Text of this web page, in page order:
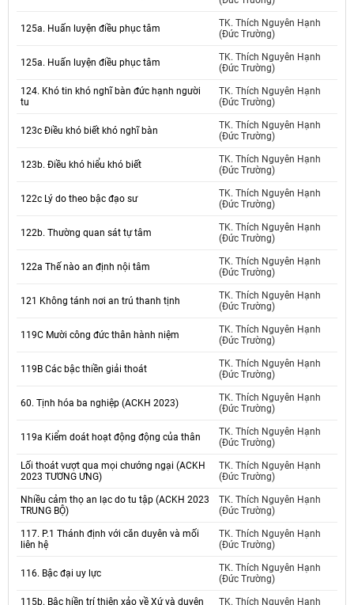
125a. Huấn luyện điều phục tâm
TK. Thích Nguyên Hạnh
(Đức Trường)
125a. Huấn luyện điều phục tâm
TK. Thích Nguyên Hạnh
(Đức Trường)
124. Khó tin khó nghĩ bàn đức hạnh người
tu
TK. Thích Nguyên Hạnh
(Đức Trường)
123c Điều khó biết khó nghĩ bàn
TK. Thích Nguyên Hạnh
(Đức Trường)
123b. Điều khó hiểu khó biết
TK. Thích Nguyên Hạnh
(Đức Trường)
122c Lý do theo bậc đạo sư
TK. Thích Nguyên Hạnh
(Đức Trường)
122b. Thường quan sát tự tâm
TK. Thích Nguyên Hạnh
(Đức Trường)
122a Thế nào an định nội tâm
TK. Thích Nguyên Hạnh
(Đức Trường)
121 Không tánh nơi an trú thanh tịnh
TK. Thích Nguyên Hạnh
(Đức Trường)
119C Mười công đức thân hành niệm
TK. Thích Nguyên Hạnh
(Đức Trường)
119B Các bậc thiền giải thoát
TK. Thích Nguyên Hạnh
(Đức Trường)
60. Tịnh hóa ba nghiệp (ACKH 2023)
TK. Thích Nguyên Hạnh
(Đức Trường)
119a Kiểm doát hoạt động động của thân
TK. Thích Nguyên Hạnh
(Đức Trường)
Lối thoát vượt qua mọi chướng ngại (ACKH
2023 TƯƠNG ƯNG)
TK. Thích Nguyên Hạnh
(Đức Trường)
Nhiều cảm thọ an lạc do tu tập (ACKH 2023
TRUNG BỘ)
TK. Thích Nguyên Hạnh
(Đức Trường)
117. P.1 Thánh định với căn duyên và mối
liên hệ
TK. Thích Nguyên Hạnh
(Đức Trường)
116. Bậc đại uy lực
TK. Thích Nguyên Hạnh
(Đức Trường)
115b. Bậc hiền trí thiện xảo về Xứ và duyên TK. Thích Nguyên Hạnh